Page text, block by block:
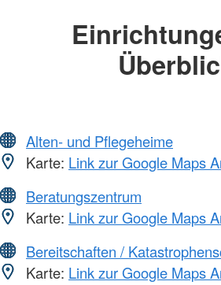
Alten- und Pflegeheime
Karte: Link zur Google Maps
Beratungszentrum
Karte: Link zur Google Maps
Bereitschaften /
Karte: Link zur Google Maps